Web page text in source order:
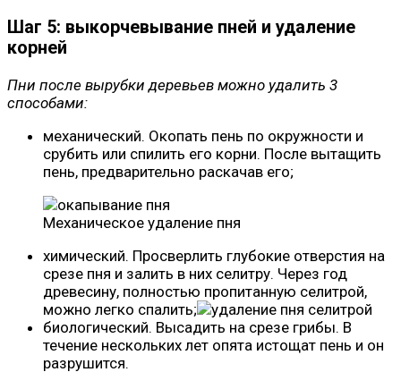
Шаг 5: выкорчевывание пней и удаление
корней
Пни после вырубки деревьев можно удалить 3
способами:
механический. Окопать пень по окружности и
срубить или спилить его корни. После вытащить
пень, предварительно раскачав его;
Механическое удаление пня
химический. Просверлить глубокие отверстия на
срезе пня и залить в них селитру. Через год
древесину, полностью пропитанную селитрой,
можно легко спалить;
биологический. Высадить на срезе грибы. В
течение нескольких лет опята истощат пень и он
разрушится.